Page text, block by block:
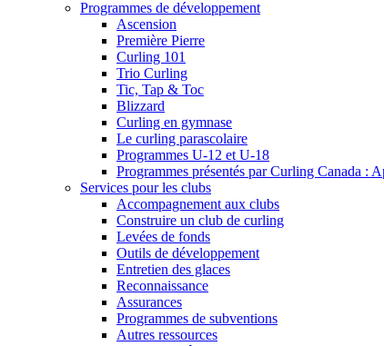
Programmes de développement
Ascension
Première Pierre
Curling 101
Trio Curling
Tic, Tap & Toc
Blizzard
Curling en gymnase
Le curling parascolaire
Programmes U-12 et U-18
Programmes présentés par Curling Canada :
Services pour les clubs
Accompagnement aux clubs
Construire un club de curling
Levées de fonds
Outils de développement
Entretien des glaces
Reconnaissance
Assurances
Programmes de subventions
Autres ressources